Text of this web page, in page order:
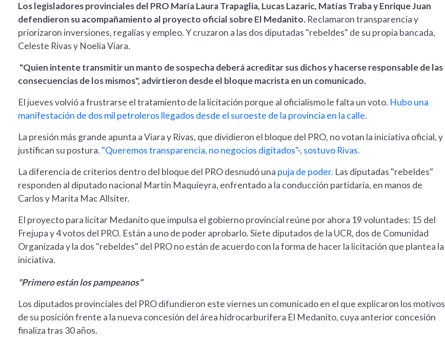
Los legisladores provinciales del PRO María Laura Trapaglia, Lucas Lazaric, Matías Traba y Enrique Juan
defendieron su acompañamiento al proyecto oficial sobre El Medanito. Reclamaron transparencia y
priorizaron inversiones, regalías y empleo. Y cruzaron a las dos diputadas "rebeldes" de su propia bancada,
Celeste Rivas y Noelia Viara.
"Quien intente transmitir un manto de sospecha deberá acreditar sus dichos y hacerse responsable de las
consecuencias de los mismos", advirtieron desde el bloque macrista en un comunicado.
El jueves volvió a frustrarse el tratamiento de la licitación porque al oficialismo le falta un voto. Hubo una
manifestación de dos mil petroleros llegados desde el suroeste de la provincia en la calle.
La presión más grande apunta a Viara y Rivas, que dividieron el bloque del PRO, no votan la iniciativa oficial, y
justifican su postura. "Queremos transparencia, no negocios digitados"·, sostuvo Rivas.
La diferencia de criterios dentro del bloque del PRO desnudó una puja de poder. Las diputadas "rebeldes"
responden al diputado nacional Martín Maquieyra, enfrentado a la conducción partidaria, en manos de
Carlos y Marita Mac Allsiter.
El proyecto para licitar Medanito que impulsa el gobierno provincial reúne por ahora 19 voluntades: 15 del
Frejupa y 4 votos del PRO. Están a uno de poder aprobarlo. Siete diputados de la UCR, dos de Comunidad
Organizada y la dos "rebeldes" del PRO no están de acuerdo con la forma de hacer la licitación que plantea la
iniciativa.
"Primero están los pampeanos"
Los diputados provinciales del PRO difundieron este viernes un comunicado en el que explicaron los motivos
de su posición frente a la nueva concesión del área hidrocarburífera El Medanito, cuya anterior concesión
finaliza tras 30 años.